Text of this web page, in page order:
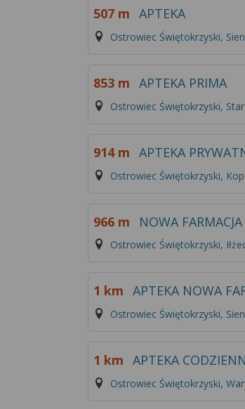
507 m APTEKA
Ostrowiec Świętokrzyski,
853 m APTEKA PRIMA
Ostrowiec Świętokrzyski,
914 m APTEKA
Ostrowiec Świętokrzyski,
966 m NOWA FARMACJA
Ostrowiec Świętokrzyski,
1 km APTEKA NOWA
Ostrowiec Świętokrzyski,
1 km APTEKA
Ostrowiec Świętokrzyski,